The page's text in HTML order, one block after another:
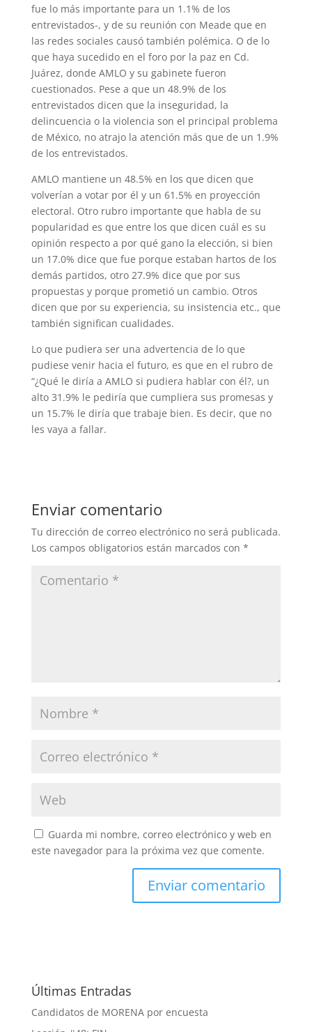
fue lo más importante para un 1.1% de los
entrevistados-, y de su reunión con Meade que en
las redes sociales causó también polémica. O de lo
que haya sucedido en el foro por la paz en Cd.
Juárez, donde AMLO y su gabinete fueron
cuestionados. Pese a que un 48.9% de los
entrevistados dicen que la inseguridad, la
delincuencia o la violencia son el principal problema
de México, no atrajo la atención más que de un 1.9%
de los entrevistados.
AMLO mantiene un 48.5% en los que dicen que
volverían a votar por él y un 61.5% en proyección
electoral. Otro rubro importante que habla de su
popularidad es que entre los que dicen cuál es su
opinión respecto a por qué gano la elección, si bien
un 17.0% dice que fue porque estaban hartos de los
demás partidos, otro 27.9% dice que por sus
propuestas y porque prometió un cambio. Otros
dicen que por su experiencia, su insistencia etc., que
también significan cualidades.
Lo que pudiera ser una advertencia de lo que
pudiese venir hacia el futuro, es que en el rubro de
“¿Qué le diría a AMLO si pudiera hablar con él?, un
alto 31.9% le pediría que cumpliera sus promesas y
un 15.7% le diría que trabaje bien. Es decir, que no
les vaya a fallar.
Enviar comentario
Tu dirección de correo electrónico no será publicada.
Los campos obligatorios están marcados con *
Guarda mi nombre, correo electrónico y web en
este navegador para la próxima vez que comente.
Últimas Entradas
Candidatos de MORENA por encuesta